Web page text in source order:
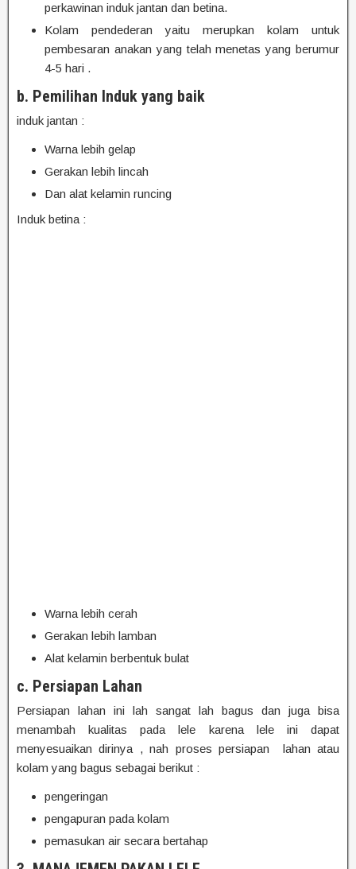
perkawinan induk jantan dan betina.
Kolam pendederan yaitu merupkan kolam untuk
pembesaran anakan yang telah menetas yang berumur
4-5 hari .
b. Pemilihan Induk yang baik
induk jantan :
Warna lebih gelap
Gerakan lebih lincah
Dan alat kelamin runcing
Induk betina :
Warna lebih cerah
Gerakan lebih lamban
Alat kelamin berbentuk bulat
c. Persiapan Lahan
Persiapan lahan ini lah sangat lah bagus dan juga bisa
menambah kualitas pada lele karena lele ini dapat
menyesuaikan dirinya , nah proses persiapan lahan atau
kolam yang bagus sebagai berikut :
pengeringan
pengapuran pada kolam
pemasukan air secara bertahap